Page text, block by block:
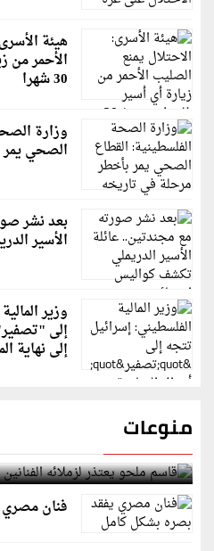
هيئة
الأحمر من
30 شهرا
وزارة
الصحي يمر
بعد نشر
الأسير
وزير
إلى
إلى نهاية
منوعات
قاسم ملحو يعتذر لزملائه
فنان